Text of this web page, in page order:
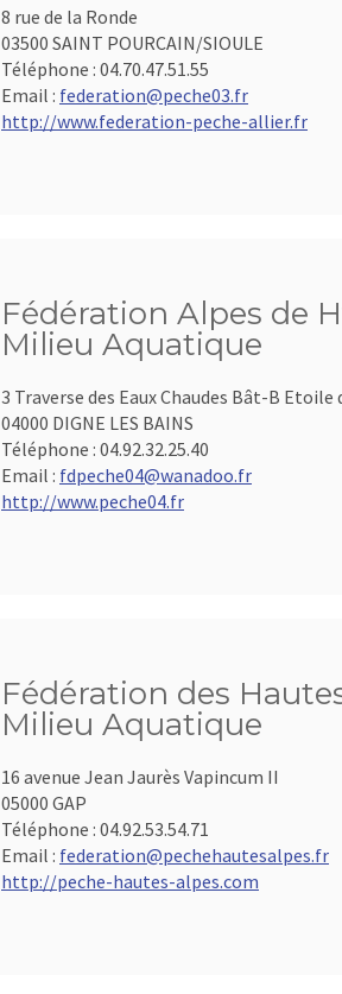
8 rue de la Ronde
03500 SAINT POURCAIN/SIOULE
Téléphone : 04.70.47.51.55
Email : federation@peche03.fr
http://www.federation-peche-allier.fr
Fédération Alpes de
Milieu Aquatique
3 Traverse des Eaux Chaudes Bât-B Etoile
04000 DIGNE LES BAINS
Téléphone : 04.92.32.25.40
Email : fdpeche04@wanadoo.fr
http://www.peche04.fr
Fédération des
Milieu Aquatique
16 avenue Jean Jaurès Vapincum II
05000 GAP
Téléphone : 04.92.53.54.71
Email : federation@pechehautesalpes.fr
http://peche-hautes-alpes.com